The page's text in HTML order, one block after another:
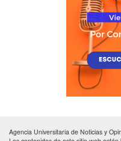
Agencia Universitaria de Noticias y